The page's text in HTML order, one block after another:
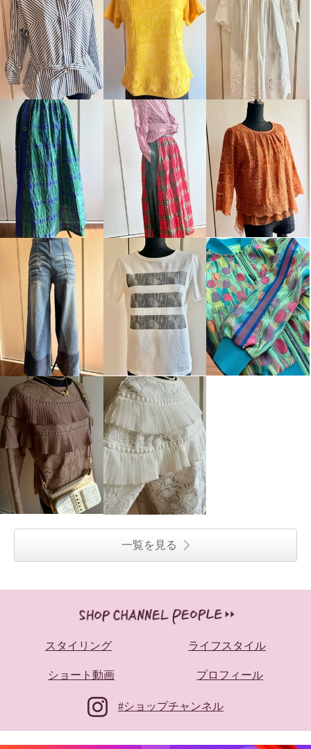
一覧を見る
スタイリング ライフスタイル
ショート動画 プロフィール
#ショップチャンネル